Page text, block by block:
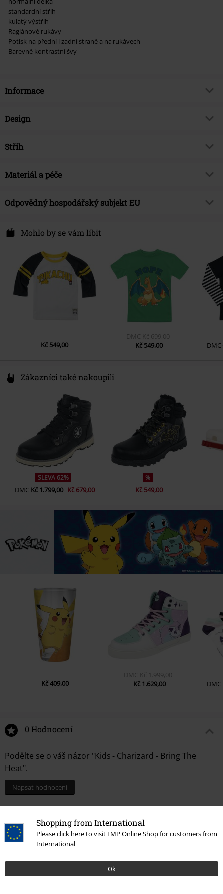
Shopping from International
Please click here to visit EMP Online Shop for customers from
International
Ok
- standardní střih
- kulatý výstřih
- Raglánové rukávy
- Potisk na přední i zadní straně a na rukávech
- Barevně kontrastní švy
Informace
Zboží č.
Exkluzivně
Značka
Entertainment Licence
Pokémon
Pohlaví
Nintendo
Design
Typ výrobku
Vytištěno
Barva
cerná/oranžová
Střih
Délka
Materiál a péče
Vrchní materiál
100% bavlna
Odpovědný hospodářský subjekt EU
Darmer Esch 70a
www.emp.de
Mohlo by se vám líbit
Kč 549,00
DMC Kč 699,00
Kč 549,00
DMC
Zákazníci také nakoupili
SLEVA 62%
DMCKč 1.799,00 Kč 679,00
%
Kč 549,00
Kč 409,00
DMC Kč 1.999,00
Kč 1.629,00
DMC
0 Hodnocení
Podělte se o váš názor "Kids - Charizard - Bring The
Heat".
Napsat hodnocení